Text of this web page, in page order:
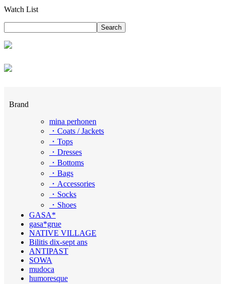
Watch List
Brand
mina perhonen
・Coats / Jackets
・Tops
・Dresses
・Bottoms
・Bags
・Accessories
・Socks
・Shoes
GASA*
gasa*grue
NATIVE VILLAGE
Bilitis dix-sept ans
ANTIPAST
SOWA
mudoca
humoresque